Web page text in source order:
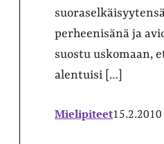
perheenisänä ja
suostu uskomaan,
alentuisi […]
Mielipiteet15.2.2010